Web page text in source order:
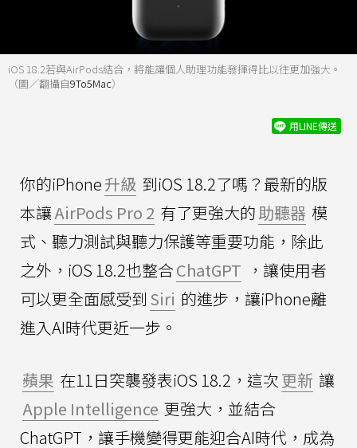
iOS 18.2若與AirPods結合，將能讓個人助理功能發揮得比以往更加強大。
（圖／翻攝自9To5Mac）
用LINE傳送
你的iPhone升級 到iOS 18.2了嗎？最新的版
本讓AirPods Pro 2 有了更強大的助聽器 模
式、聽力測試與聽力保護等重要功能，除此
之外，iOS 18.2也整合ChatGPT ，讓使用者
可以更全面感受到 Siri 的進步，讓iPhone離
進入AI時代更近一步。
蘋果 在11日突襲發表iOS 18.2，這次更新 讓
Apple Intelligence 更強大，並結合
ChatGPT，讓手機變得更能迎合AI時代，成為